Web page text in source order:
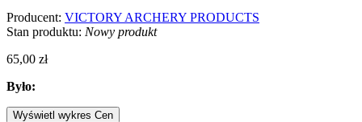
Producent: VICTORY ARCHERY PRODUCTS
Stan produktu: Nowy produkt
65,00 zł
Było:
Wyświetl wykres Cen